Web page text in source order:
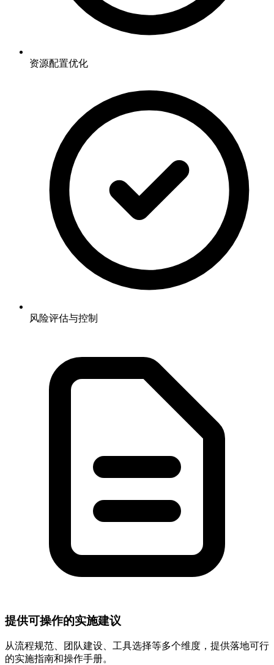
资源配置优化
风险评估与控制
提供可操作的实施建议
从流程规范、团队建设、工具选择等多个维度，提供落地可行
的实施指南和操作手册。